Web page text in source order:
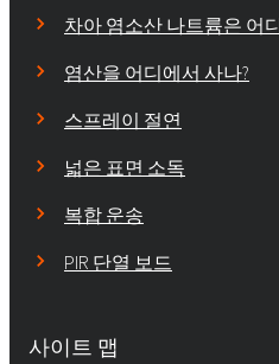
차아 염소산 나트륨은 어
염산을 어디에서 사나?
스프레이 절연
넓은 표면 소독
복합 운송
PIR 단열 보드
사이트 맵